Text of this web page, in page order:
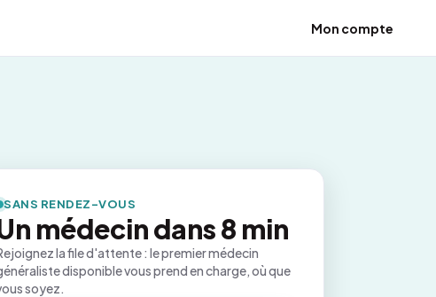
Mon compte
SANS RENDEZ-VOUS
médecin dans 8 min
la file d'attente : le premier médecin
disponible vous prend en charge, où que
soyez.